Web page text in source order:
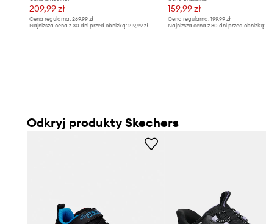
209,99 zł
Cena regularna: 269,99 zł
Najniższa cena z 30 dni przed obniżką: 219,99 zł
159,99 zł
Cena regularna:199,99 zł
Najniższa cena z 30 dni przed obniżką:
Odkryj produkty Skechers